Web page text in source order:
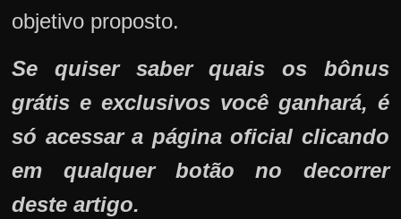
objetivo proposto.
Se quiser saber quais os bônus
grátis e exclusivos você ganhará, é
só acessar a página oficial clicando
em qualquer botão no decorrer
deste artigo.